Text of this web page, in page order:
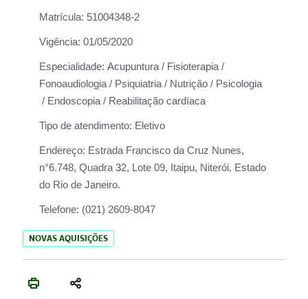
Matrícula: 51004348-2
Vigência: 01/05/2020
Especialidade: Acupuntura / Fisioterapia /
Fonoaudiologia / Psiquiatria / Nutrição / Psicologia
/ Endoscopia / Reabilitação cardíaca
Tipo de atendimento: Eletivo
Endereço: Estrada Francisco da Cruz Nunes,
n°6.748, Quadra 32, Lote 09, Itaipu, Niterói, Estado
do Rio de Janeiro.
Telefone: (021) 2609-8047
NOVAS AQUISIÇÕES